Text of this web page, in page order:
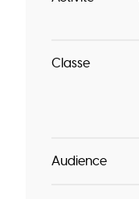
Classe
Audience